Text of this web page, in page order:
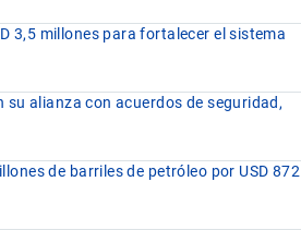
3,5 millones para fortalecer el sistema
su alianza con acuerdos de seguridad,
de barriles de petróleo por USD 872